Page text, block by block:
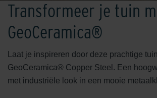
Transformeer je tuin
GeoCeramica®
Laat je inspireren door deze prachtige
GeoCeramica® Copper Steel. Een
met industriële look in een mooie